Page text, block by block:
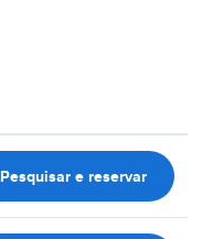
Pesquisar e reservar